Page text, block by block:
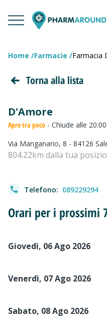
Home Farmacie Farmacia
Torna alla lista
D'Amore
Apre tra poco - Chiude alle 20:00
Via Manganario, 8 - 84126
804.22km dalla tua
Telefono: 089229294
Orari per i prossimi
Giovedì, 06 Ago 2026
Venerdì, 07 Ago 2026
Sabato, 08 Ago 2026